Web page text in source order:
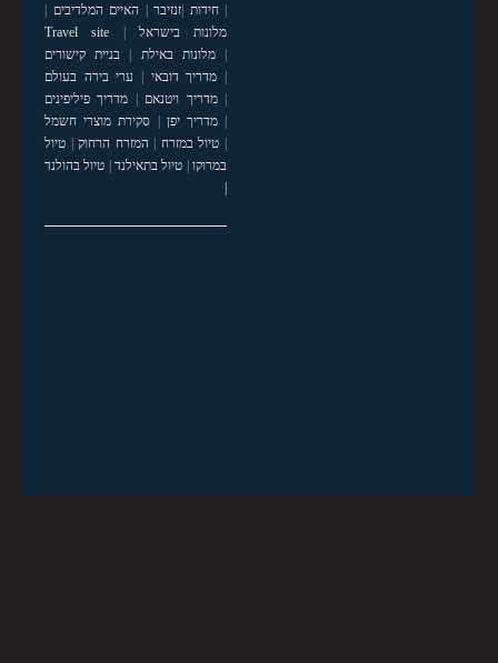
|חידות |זנזיבר | האיים המלדיבים |
מלונות בישראל |
Travel site
|מלונות באילת | בניית קישורים
| מדריך דובאי | ערי בירה בעולם
|מדריך ויטנאם | מדריך פיליפינים
|מדריך יפן | סקירת מוצרי חשמל
| טיול במזרח | המזרח הרחוק| טיול
במרוקו| טיול בתאילנד| טיול בהולנד
|